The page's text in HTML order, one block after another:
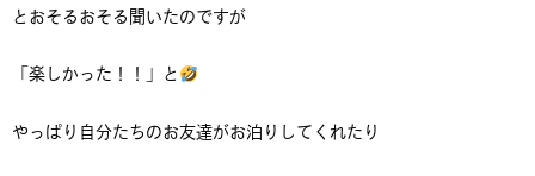
とおそるおそる聞いたのですが
「楽しかった！！」と
やっぱり自分たちのお友達がお泊りしてくれたり